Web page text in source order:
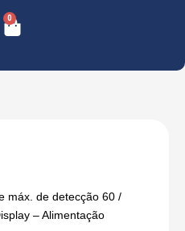
0
Cart
máx. de detecção 60 /
– Alimentação